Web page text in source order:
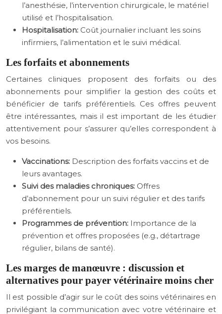
l’anesthésie, l’intervention chirurgicale, le matériel
utilisé et l’hospitalisation.
Hospitalisation: Coût journalier incluant les soins
infirmiers, l’alimentation et le suivi médical.
Les forfaits et abonnements
Certaines cliniques proposent des forfaits ou des
abonnements pour simplifier la gestion des coûts et
bénéficier de tarifs préférentiels. Ces offres peuvent
être intéressantes, mais il est important de les étudier
attentivement pour s’assurer qu’elles correspondent à
vos besoins.
Vaccinations: Description des forfaits vaccins et de
leurs avantages.
Suivi des maladies chroniques: Offres
d’abonnement pour un suivi régulier et des tarifs
préférentiels.
Programmes de prévention: Importance de la
prévention et offres proposées (e.g., détartrage
régulier, bilans de santé).
Les marges de manœuvre : discussion et
alternatives pour payer vétérinaire moins cher
Il est possible d’agir sur le coût des soins vétérinaires en
privilégiant la communication avec votre vétérinaire et